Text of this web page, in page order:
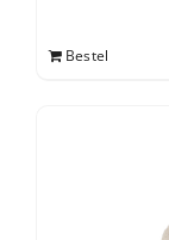
Bestel